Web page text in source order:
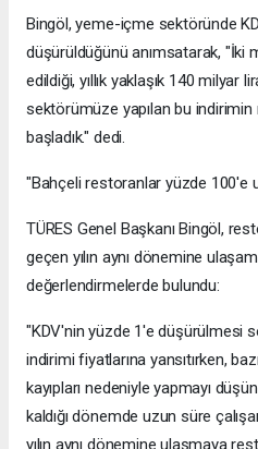
Bingöl, yeme-içme sektöründe
düşürüldüğünü anımsatarak, "İki
edildiği, yıllık yaklaşık 140 milyar
sektörümüze yapılan bu
başladık." dedi.
"Bahçeli restoranlar yüzde 100'e
TÜRES Genel Başkanı Bingöl,
geçen yılın aynı dönemine
değerlendirmelerde bulundu:
"KDV'nin yüzde 1'e düşürülmesi
indirimi fiyatlarına yansıtırken,
kayıpları nedeniyle yapmayı
kaldığı dönemde uzun süre
yılın aynı dönemine ulaşmaya